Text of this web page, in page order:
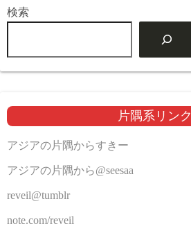
検索
片隅系リンク
アジアの片隅からすきー
アジアの片隅から@seesaa
reveil@tumblr
note.com/reveil